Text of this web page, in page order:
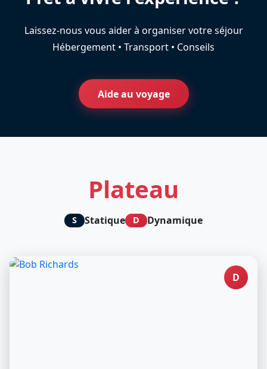
Laissez-nous vous aider à organiser votre séjour
Hébergement • Transport • Conseils
Aide au voyage
Plateau
S Statique D Dynamique
D